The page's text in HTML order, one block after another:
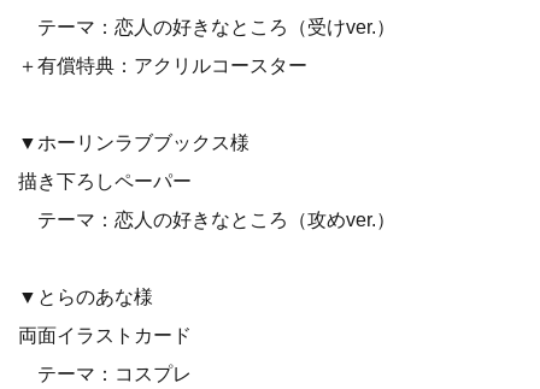
テーマ：恋人の好きなところ（受けver.）
＋有償特典：アクリルコースター
▼ホーリンラブブックス様
描き下ろしペーパー
テーマ：恋人の好きなところ（攻めver.）
▼とらのあな様
両面イラストカード
テーマ：コスプレ